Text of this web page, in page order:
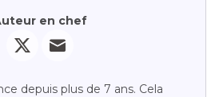
en chef
depuis plus de 7 ans. Cela